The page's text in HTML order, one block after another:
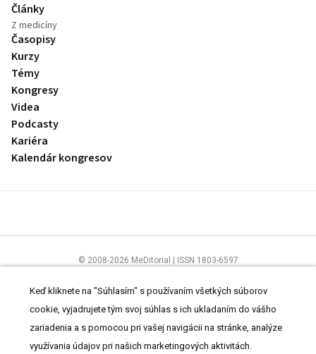
Články
Z medicíny
Časopisy
Kurzy
Témy
Kongresy
Videa
Podcasty
Kariéra
Kalendár kongresov
© 2008-2026 MeDitorial | ISSN 1803-6597
ČítajteprehlásenieaZásady spracovania osobných údajov
Keď kliknete na "Súhlasím" s používaním všetkých súborov
cookie, vyjadrujete tým svoj súhlas s ich ukladaním do vášho
zariadenia a s pomocou pri vašej navigácii na stránke, analýze
využívania údajov pri našich marketingových aktivitách.